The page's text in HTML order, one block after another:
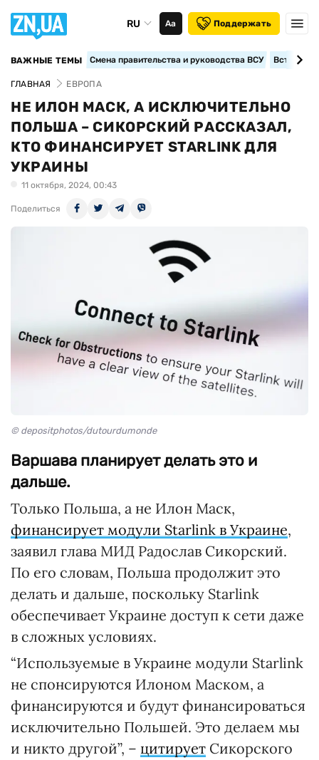
RU Аа Поддержать
ВАЖНЫЕ ТЕМЫ Смена правительства и руководства ВСУ
ГЛАВНАЯ ЕВРОПА
НЕ ИЛОН МАСК, А ИСКЛЮЧИТЕЛЬНО
ПОЛЬША – СИКОРСКИЙ РАССКАЗАЛ,
КТО ФИНАНСИРУЕТ STARLINK ДЛЯ
УКРАИНЫ
11 октября, 2024, 00:43
Поделиться
© depositphotos/dutourdumonde
Варшава планирует делать это и
дальше.
Только Польша, а не Илон Маск,
финансирует модули Starlink в Украине,
заявил глава МИД Радослав Сикорский.
По его словам, Польша продолжит это
делать и дальше, поскольку Starlink
обеспечивает Украине доступ к сети даже
в сложных условиях.
“Используемые в Украине модули Starlink
не спонсируются Илоном Маском, а
финансируются и будут финансироваться
исключительно Польшей. Это делаем мы
и никто другой”, – цитирует Сикорского